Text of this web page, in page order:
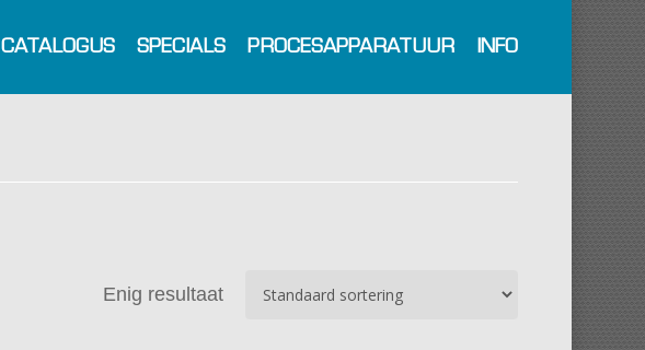
CATALOGUS SPECIALS PROCESAPPARATUUR INFO
Enig resultaat